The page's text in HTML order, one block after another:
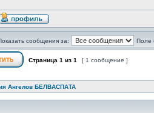
сообщения за: Поле
Страница 1 из 1 [ 1 сообщение ]
Ангелов БЕЛВАСПАТА